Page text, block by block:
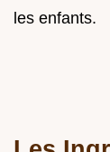
les enfants.